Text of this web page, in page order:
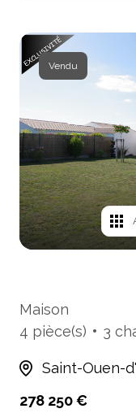
Contact
Alerte
Avis
clients
Cartes
de
visites
Vendu
Maison
4 pièce(s)
3
Saint-Ouen-
278 250 €